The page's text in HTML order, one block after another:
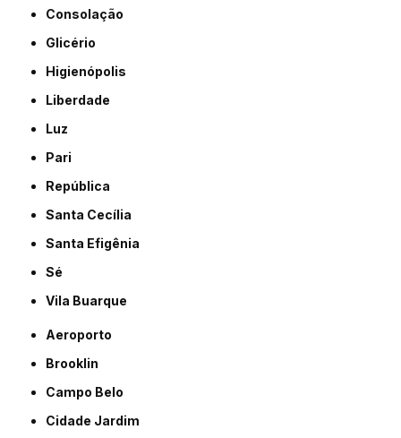
Consolação
Glicério
Higienópolis
Liberdade
Luz
Pari
República
Santa Cecília
Santa Efigênia
Sé
Vila Buarque
Aeroporto
Brooklin
Campo Belo
Cidade Jardim